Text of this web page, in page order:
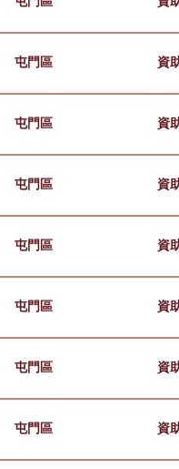
屯門區 資
屯門區 資
屯門區 資
屯門區 資
屯門區 資
屯門區 資
屯門區 資